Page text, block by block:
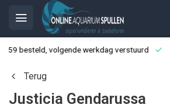
besteld, volgende werkdag verstuurd
Terug
Justicia Gendarussa